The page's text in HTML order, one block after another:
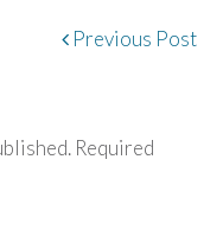
Previous Post
Required